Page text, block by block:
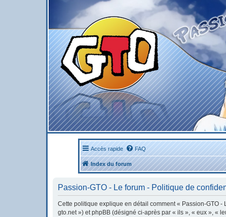
Accès rapide FAQ
Index du forum
Passion-GTO - Le forum - Politique de
Cette politique explique en détail comment « Passion-GTO
gto.net ») et phpBB (désigné ci-après par « ils », « eux », «